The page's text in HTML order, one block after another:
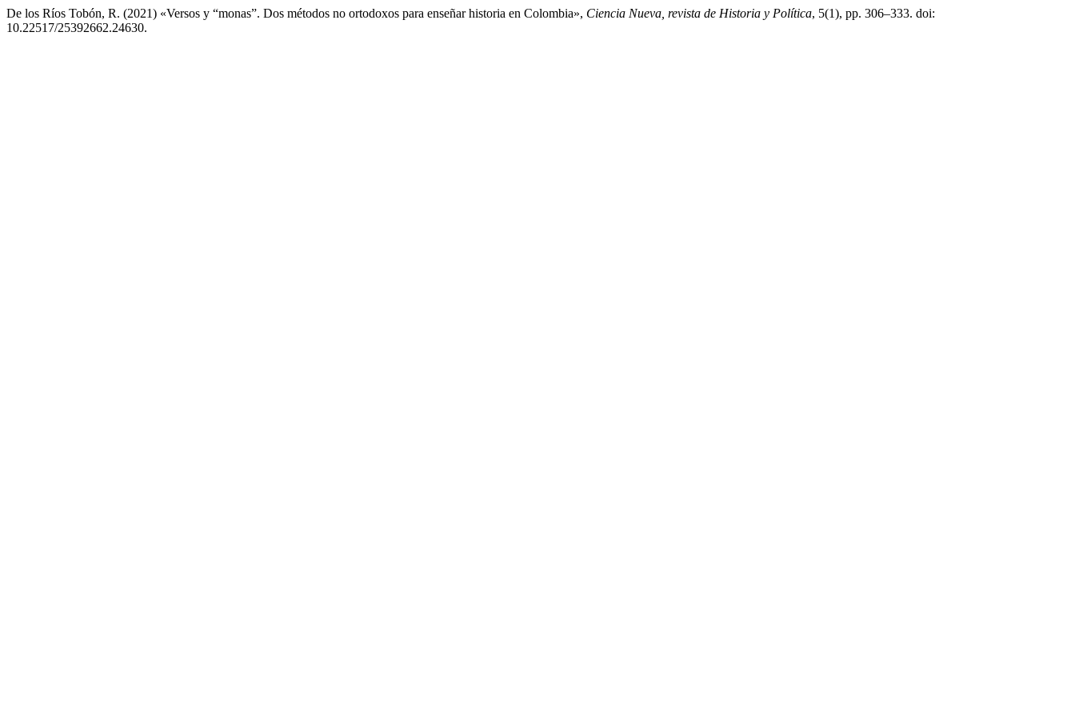
De los Ríos Tobón, R. (2021) «Versos y “monas”. Dos métodos no ortodoxos para enseñar historia en Colombia», Ciencia Nueva, revista de Historia y Política, 5(1), pp. 306–333. doi:
10.22517/25392662.24630.